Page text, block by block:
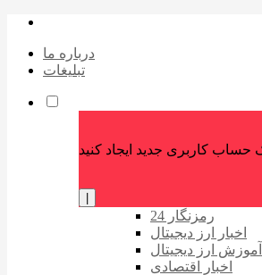
درباره ما
تبلیغات
رمزنگار 24
اخبار ارز دیجیتال
آموزش ارز دیجیتال
اخبار اقتصادی